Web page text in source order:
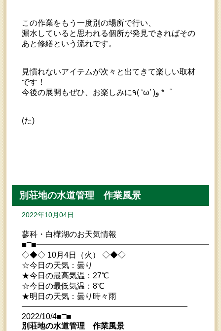
この作業をもう一度別の場所で行い、
漏水していると思われる個所が発見できればその
あと修繕という流れです。
見慣れないアイテムが次々と出てきて楽しい取材
です！
今後の展開もぜひ、お楽しみに٩( ‘ω’ )و *゜
(た)
別荘地の水道管理 作業風景
2022年10月04日
蓼科・白樺湖のお天気情報
◇◆◇ 10月4日（火） ◇◆◇
☆今日の天気：曇り
★今日の最高気温：27℃
☆今日の最低気温：8℃
★明日の天気：曇り時々雨
━━━━━━━━━━━━━━━━━━━━━
2022/10/4■□■
別荘地の水道管理 作業風景